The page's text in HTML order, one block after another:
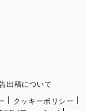
出稿について
クッキーポリシー